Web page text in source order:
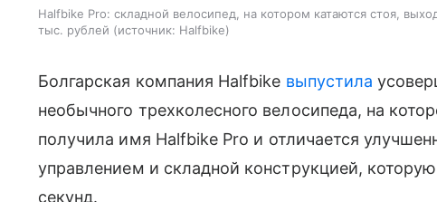
Halfbike Pro: складной велосипед, на котором катаются стоя,
тыс. рублей
источник: Halfbike
Болгарская компания Halfbike выпустила
необычного трехколесного велосипеда, на
получила имя Halfbike Pro и отличается
управлением и складной конструкцией,
секунд.